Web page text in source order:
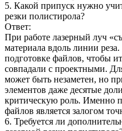
5. Какой припуск нужно
резки полистирола?
Ответ:
При работе лазерный луч
материала вдоль линии
подготовке файлов, чтобы
совпадали с проектными.
может быть незаметен, но
элементов даже десятые
критическую роль. Именно
файлов является залогом
6. Требуется ли